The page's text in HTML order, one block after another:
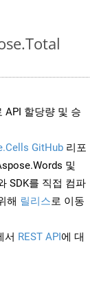
API 할당량 및 승
GitHub 리포
및
SDK를 직접 컴파
해 릴리스로 이동
서 REST API에 대